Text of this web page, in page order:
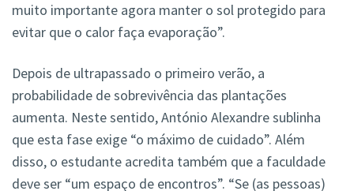
muito importante agora manter o sol protegido para
evitar que o calor faça evaporação”.
Depois de ultrapassado o primeiro verão, a
probabilidade de sobrevivência das plantações
aumenta. Neste sentido, António Alexandre sublinha
que esta fase exige “o máximo de cuidado”. Além
disso, o estudante acredita também que a faculdade
deve ser “um espaço de encontros”. “Se (as pessoas)